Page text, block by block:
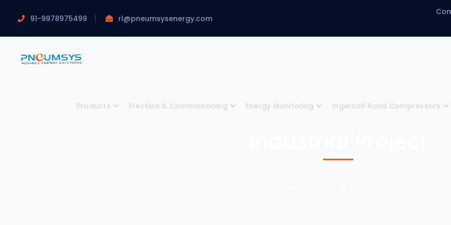
91-9978975499 rl@pneumsysenergy.com
Products Erection & Commissioning Energy Monitoring Ingersoll Rand Compressors